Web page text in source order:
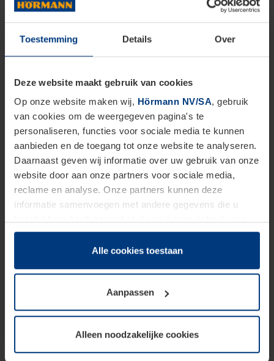
Toestemming Details Over
Deze website maakt gebruik van cookies
Op onze website maken wij, Hörmann NV/SA, gebruik
van cookies om de weergegeven pagina's te
personaliseren, functies voor sociale media te kunnen
aanbieden en de toegang tot onze website te analyseren.
Daarnaast geven wij informatie over uw gebruik van onze
website door aan onze partners voor sociale media,
reclame en analyse. Onze partners kunnen deze
informatie samenvoegen met andere gegevens die u
hun diensten hebben verzameld.
Juridisch hebben wij het recht om cookies op uw
van deze pagina's absoluut vereist is. Voor alle andere
soorten cookies is uw toestemming benodigd. Uw
toestemming kunt u op elk moment bij de uitleg van de
wijzigen of herroepen.
Alle cookies toestaan
Aanpassen
Alleen noodzakelijke cookies